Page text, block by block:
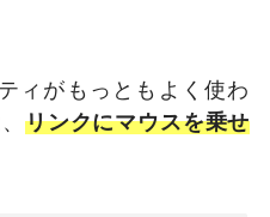
がもっともよく使わ
リンクにマウスを乗せ